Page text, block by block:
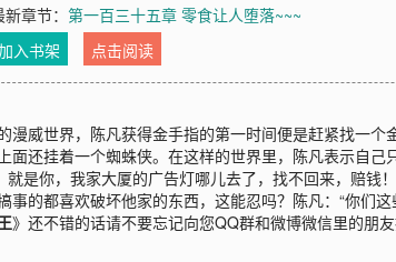
新章节：第一百三十五章 零食让人堕落~~~
入书架
点击阅读
漫威世界，陈凡获得金手指的第一时间便是赶紧找一
面还挂着一个蜘蛛侠。在这样的世界里，陈凡表示自
就是你，我家大厦的广告灯哪儿去了，找不回来，赔
事的都喜欢破坏他家的东西，这能忍吗？陈凡：“你们
》还不错的话请不要忘记向您QQ群和微博微信里的朋友